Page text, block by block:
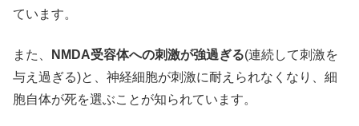
ています。
また、 NMDA受容体への刺激が強過ぎる(連続して刺激を
与え過ぎる)と、神経細胞が刺激に耐えられなくなり、細
胞自体が死を選ぶことが知られています。